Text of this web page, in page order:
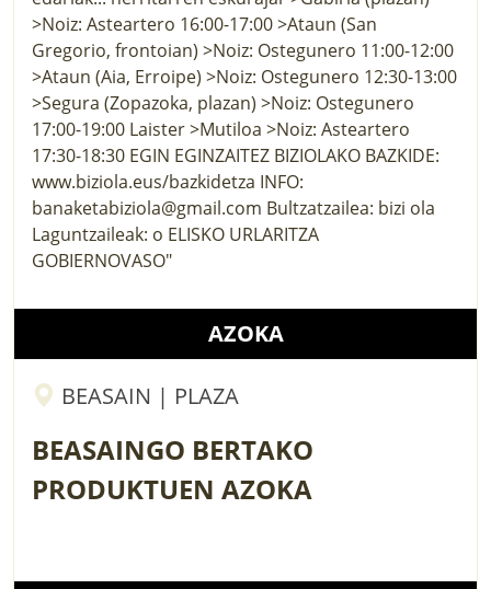
AZOKA
BEASAIN | PLAZA
BEASAINGO BERTAKO
PRODUKTUEN AZOKA